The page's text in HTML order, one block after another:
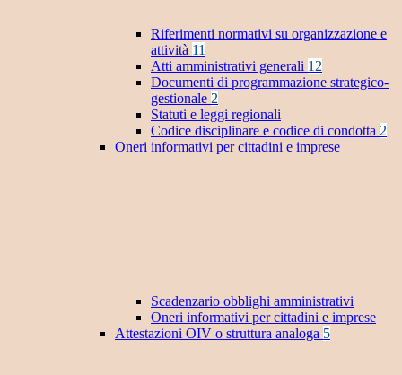
Riferimenti normativi su organizzazione e
attività 11
Atti amministrativi generali 12
Documenti di programmazione strategico-
gestionale 2
Statuti e leggi regionali
Codice disciplinare e codice di condotta 2
Oneri informativi per cittadini e imprese
Scadenzario obblighi amministrativi
Oneri informativi per cittadini e imprese
Attestazioni OIV o struttura analoga 5